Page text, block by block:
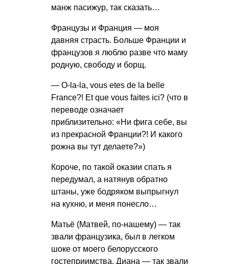
манж пасижур, так сказать…
Французы и Франция — моя
давняя страсть. Больше Франции и
французов я люблю разве что маму
родную, свободу и борщ.
— O-la-la, vous etes de la belle
France?! Et que vous faites ici? (что в
переводе означает
приблизительно: «Ни фига себе, вы
из прекрасной Франции?! И какого
рожна вы тут делаете?»)
Короче, по такой оказии спать я
передумал, а натянув обратно
штаны, уже бодряком выпрыгнул
на кухню, и меня понесло…
Матьё (Матвей, по-нашему) — так
звали французика, был в легком
шоке от моего белорусского
гостеприимства. Диана — так звали